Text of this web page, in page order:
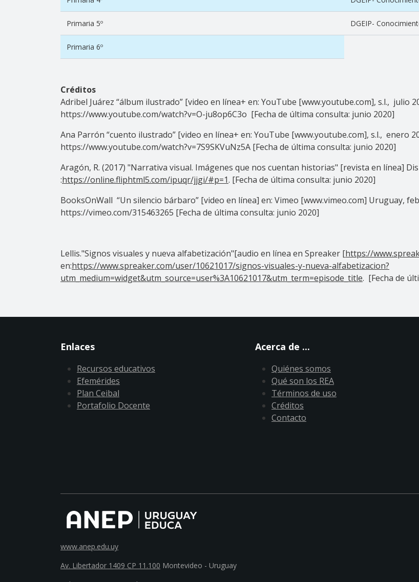
Primaria 5º
Primaria 6º
DGEIP-
Créditos
Adribel Juárez “álbum ilustrado” [video en línea+ en: YouTube [www.youtube.com], s.l., julio
https://www.youtube.com/watch?v=O-ju8op6C3o [Fecha de última consulta: junio 2020]
Ana Parrón “cuento ilustrado” [video en línea+ en: YouTube [www.youtube.com], s.l., enero
https://www.youtube.com/watch?v=7S9SKVuNz5A [Fecha de última consulta: junio 2020]
Aragón, R. (2017) "Narrativa visual. Imágenes que nos cuentan historias" [revista en línea]
:https://online.fliphtml5.com/ipuqr/jjgi/#p=1. [Fecha de última consulta: junio 2020]
BooksOnWall “Un silencio bárbaro” [video en línea] en: Vimeo [www.vimeo.com] Uruguay,
https://vimeo.com/315463265 [Fecha de última consulta: junio 2020]
Lellis."Signos visuales y nueva alfabetización"[audio en línea en Spreaker [https://
en:https://www.spreaker.com/user/10621017/signos-visuales-y-nueva-alfabetizacion?
utm_medium=widget&utm_source=user%3A10621017&utm_term=episode_title. [Fecha de
Enlaces
Recursos educativos
Efemérides
Plan Ceibal
Portafolio Docente
Acerca de ...
Quiénes somos
Qué son los REA
Términos de uso
Créditos
Contacto
www.anep.edu.uy
Av. Libertador 1409 CP 11.100 Montevideo - Uruguay